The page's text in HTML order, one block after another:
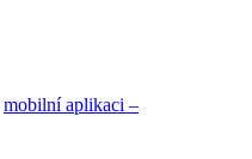
mobilní aplikaci –